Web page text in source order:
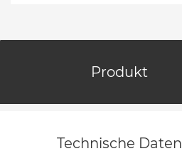
Produkt
Technische Daten